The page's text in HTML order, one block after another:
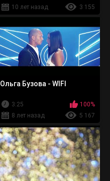
10 лет назад
3 155
Ольга Бузова - WIFI
3:25
100%
8 лет назад
5 167